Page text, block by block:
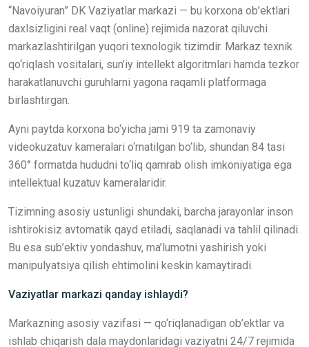
“Navoiyuran” DK Vaziyatlar markazi — bu korxona ob’ektlari
daxlsizligini real vaqt (online) rejimida nazorat qiluvchi
markazlashtirilgan yuqori texnologik tizimdir. Markaz texnik
qo‘riqlash vositalari, sun’iy intellekt algoritmlari hamda tezkor
harakatlanuvchi guruhlarni yagona raqamli platformaga
birlashtirgan.
Ayni paytda korxona bo‘yicha jami 919 ta zamonaviy
videokuzatuv kameralari o‘rnatilgan bo‘lib, shundan 84 tasi
360° formatda hududni to‘liq qamrab olish imkoniyatiga ega
intellektual kuzatuv kameralaridir.
Tizimning asosiy ustunligi shundaki, barcha jarayonlar inson
ishtirokisiz avtomatik qayd etiladi, saqlanadi va tahlil qilinadi.
Bu esa sub’ektiv yondashuv, ma’lumotni yashirish yoki
manipulyatsiya qilish ehtimolini keskin kamaytiradi.
Vaziyatlar markazi qanday ishlaydi?
Markazning asosiy vazifasi — qo‘riqlanadigan ob’ektlar va
ishlab chiqarish dala maydonlaridagi vaziyatni 24/7 rejimida